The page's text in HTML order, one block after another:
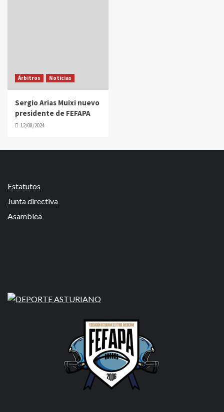
Árbitros Noticias
Sergio Arias Muixi nuevo
presidente de FEFAPA
12/08/2024
Estatutos
Junta directiva
Asamblea